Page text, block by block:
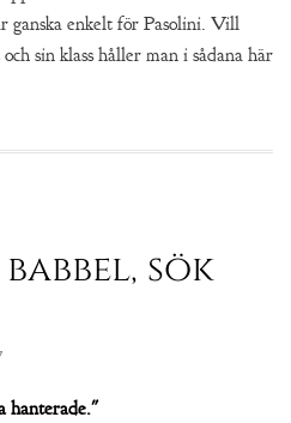
ganska enkelt för Pasolini. Vill
sin klass håller man i sådana här
sök
hanterade."